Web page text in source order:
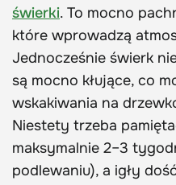
świerki. To mocno
które wprowadzą
Jednocześnie świerk
są mocno kłujące, co
wskakiwania na
Niestety trzeba
maksymalnie 2–3
podlewaniu), a igły